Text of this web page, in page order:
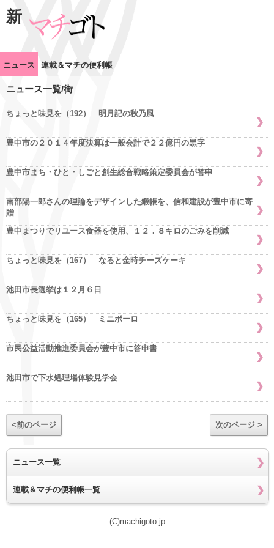
新
ニュース 連載＆マチの便利帳
ニュース一覧/街
ちょっと味見を（192） 明月記の秋乃風
豊中市の２０１４年度決算は一般会計で２２億円の黒字
豊中市まち・ひと・しごと創生総合戦略策定委員会が答申
南部陽一郎さんの理論をデザインした緞帳を、信和建設が豊中市に寄
贈
豊中まつりでリユース食器を使用、１２．８キロのごみを削減
ちょっと味見を（167） なると金時チーズケーキ
池田市長選挙は１２月６日
ちょっと味見を（165） ミニボーロ
市民公益活動推進委員会が豊中市に答申書
池田市で下水処理場体験見学会
<前のページ 次のページ >
ニュース一覧
連載＆マチの便利帳一覧
(C)machigoto.jp